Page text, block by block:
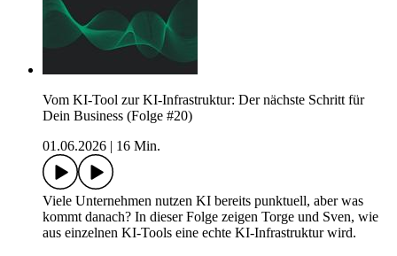
Vom KI-Tool zur KI-Infrastruktur: Der nächste Schritt für
Dein Business (Folge #20)
01.06.2026
16 Min.
Viele Unternehmen nutzen KI bereits punktuell, aber was
kommt danach? In dieser Folge zeigen Torge und Sven, wie
aus einzelnen KI-Tools eine echte KI-Infrastruktur wird.